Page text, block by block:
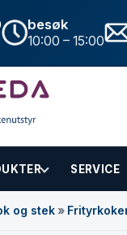
besøk
10:00 – 15:00
SERVICE
og stek»